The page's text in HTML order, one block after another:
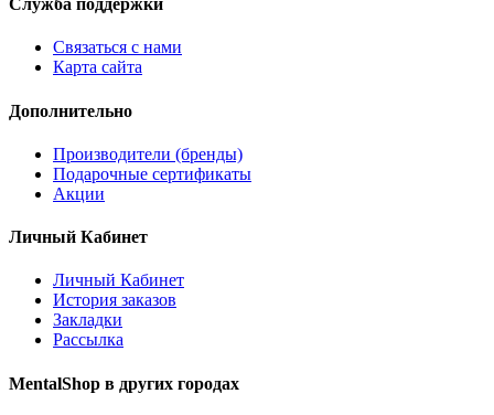
Служба поддержки
Связаться с нами
Карта сайта
Дополнительно
Производители (бренды)
Подарочные сертификаты
Акции
Личный Кабинет
Личный Кабинет
История заказов
Закладки
Рассылка
MentalShop в других городах